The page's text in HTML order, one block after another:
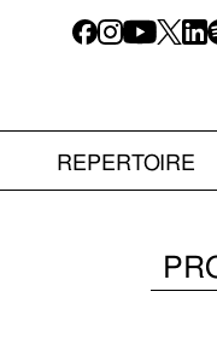
REPERTOIRE